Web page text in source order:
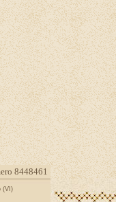
8448461
(VI)